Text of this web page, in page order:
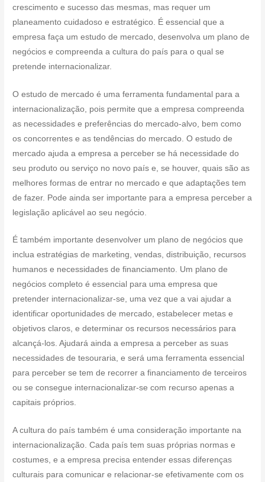
crescimento e sucesso das mesmas, mas requer um
planeamento cuidadoso e estratégico. É essencial que a
empresa faça um estudo de mercado, desenvolva um plano de
negócios e compreenda a cultura do país para o qual se
pretende internacionalizar.
O estudo de mercado é uma ferramenta fundamental para a
internacionalização, pois permite que a empresa compreenda
as necessidades e preferências do mercado-alvo, bem como
os concorrentes e as tendências do mercado. O estudo de
mercado ajuda a empresa a perceber se há necessidade do
seu produto ou serviço no novo país e, se houver, quais são as
melhores formas de entrar no mercado e que adaptações tem
de fazer. Pode ainda ser importante para a empresa perceber a
legislação aplicável ao seu negócio.
É também importante desenvolver um plano de negócios que
inclua estratégias de marketing, vendas, distribuição, recursos
humanos e necessidades de financiamento. Um plano de
negócios completo é essencial para uma empresa que
pretender internacionalizar-se, uma vez que a vai ajudar a
identificar oportunidades de mercado, estabelecer metas e
objetivos claros, e determinar os recursos necessários para
alcançá-los. Ajudará ainda a empresa a perceber as suas
necessidades de tesouraria, e será uma ferramenta essencial
para perceber se tem de recorrer a financiamento de terceiros
ou se consegue internacionalizar-se com recurso apenas a
capitais próprios.
A cultura do país também é uma consideração importante na
internacionalização. Cada país tem suas próprias normas e
costumes, e a empresa precisa entender essas diferenças
culturais para comunicar e relacionar-se efetivamente com os